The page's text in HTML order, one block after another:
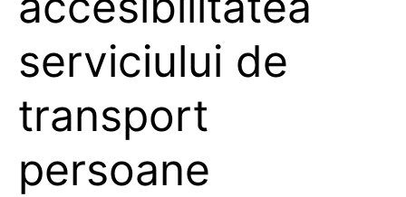
serviciului de
transport
persoane